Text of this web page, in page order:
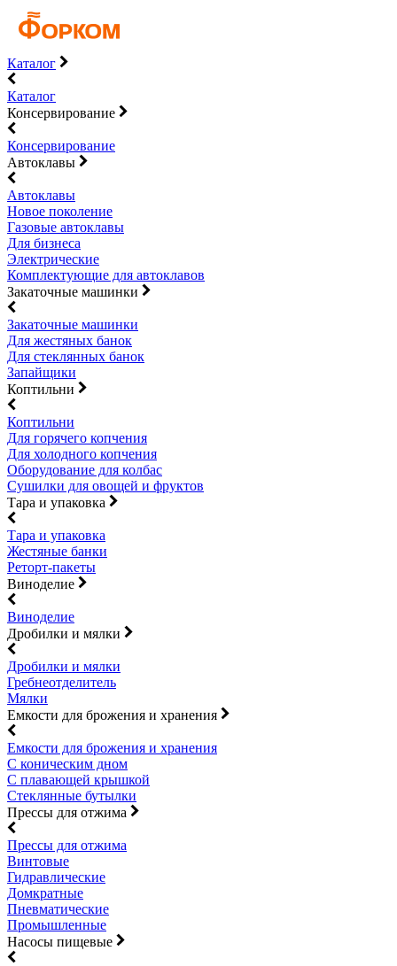
Каталог
Каталог
Консервирование
Консервирование
Автоклавы
Автоклавы
Новое поколение
Газовые автоклавы
Для бизнеса
Электрические
Комплектующие для автоклавов
Закаточные машинки
Закаточные машинки
Для жестяных банок
Для стеклянных банок
Запайщики
Коптильни
Коптильни
Для горячего копчения
Для холодного копчения
Оборудование для колбас
Сушилки для овощей и фруктов
Тара и упаковка
Тара и упаковка
Жестяные банки
Реторт-пакеты
Виноделие
Виноделие
Дробилки и мялки
Дробилки и мялки
Гребнеотделитель
Мялки
Емкости для брожения и хранения
Емкости для брожения и хранения
С коническим дном
С плавающей крышкой
Стеклянные бутылки
Прессы для отжима
Прессы для отжима
Винтовые
Гидравлические
Домкратные
Пневматические
Промышленные
Насосы пищевые